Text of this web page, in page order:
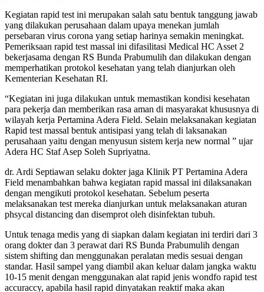
Kegiatan rapid test ini merupakan salah satu bentuk tanggung jawab
yang dilakukan perusahaan dalam upaya menekan jumlah
persebaran virus corona yang setiap harinya semakin meningkat.
Pemeriksaan rapid test massal ini difasilitasi Medical HC Asset 2
bekerjasama dengan RS Bunda Prabumulih dan dilakukan dengan
memperhatikan protokol kesehatan yang telah dianjurkan oleh
Kementerian Kesehatan RI.
“Kegiatan ini juga dilakukan untuk memastikan kondisi kesehatan
para pekerja dan memberikan rasa aman di masyarakat khususnya di
wilayah kerja Pertamina Adera Field. Selain melaksanakan kegiatan
Rapid test massal bentuk antisipasi yang telah di laksanakan
perusahaan yaitu dengan menyusun sistem kerja new normal ” ujar
Adera HC Staf Asep Soleh Supriyatna.
dr. Ardi Septiawan selaku dokter jaga Klinik PT Pertamina Adera
Field menambahkan bahwa kegiatan rapid massal ini dilaksanakan
dengan mengikuti protokol kesehatan. Sebelum peserta
melaksanakan test mereka dianjurkan untuk melaksanakan aturan
phsycal distancing dan disemprot oleh disinfektan tubuh.
Untuk tenaga medis yang di siapkan dalam kegiatan ini terdiri dari 3
orang dokter dan 3 perawat dari RS Bunda Prabumulih dengan
sistem shifting dan menggunakan peralatan medis sesuai dengan
standar. Hasil sampel yang diambil akan keluar dalam jangka waktu
10-15 menit dengan menggunakan alat rapid jenis wondfo rapid test
accuraccy, apabila hasil rapid dinyatakan reaktif maka akan